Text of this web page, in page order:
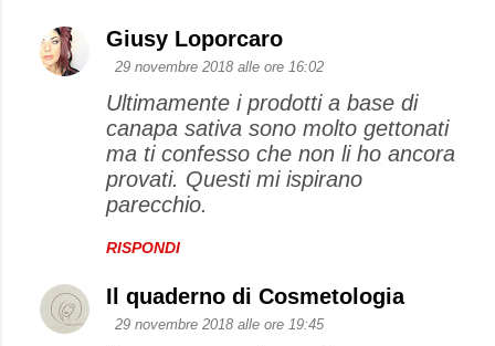
Giusy Loporcaro
29 novembre 2018 alle ore 16:02
Ultimamente i prodotti a base di
canapa sativa sono molto gettonati
ma ti confesso che non li ho ancora
provati. Questi mi ispirano
parecchio.
RISPONDI
Il quaderno di Cosmetologia
29 novembre 2018 alle ore 19:45